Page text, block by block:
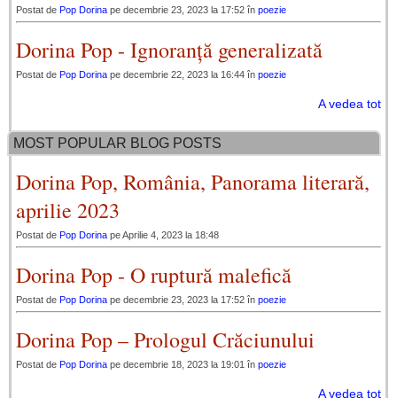
Postat de Pop Dorina pe decembrie 23, 2023 la 17:52 în poezie
Dorina Pop - Ignoranță generalizată
Postat de Pop Dorina pe decembrie 22, 2023 la 16:44 în poezie
A vedea tot
MOST POPULAR BLOG POSTS
Dorina Pop, România, Panorama literară,
aprilie 2023
Postat de Pop Dorina pe Aprilie 4, 2023 la 18:48
Dorina Pop - O ruptură malefică
Postat de Pop Dorina pe decembrie 23, 2023 la 17:52 în poezie
Dorina Pop – Prologul Crăciunului
Postat de Pop Dorina pe decembrie 18, 2023 la 19:01 în poezie
A vedea tot